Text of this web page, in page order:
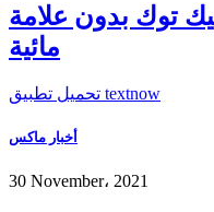
توك بدون علامة
مائية
تحميل تطبيق textnow
أخبار ماكس
30 November، 2021